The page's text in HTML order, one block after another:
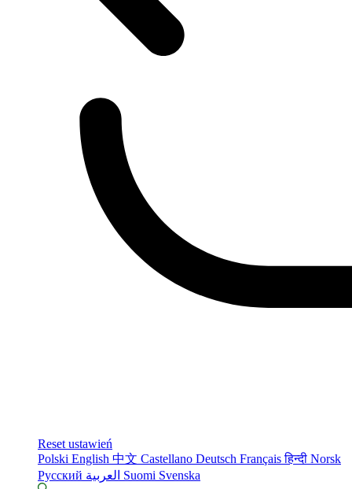
Reset ustawień
Polski English 中文 Castellano Deutsch Françaisहिन्दी Norsk
Русский
Suomi Svenska